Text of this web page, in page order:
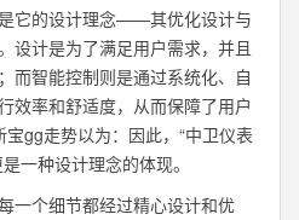
它的设计理念——其优化设计与
设计是为了满足用户需求，并且
而智能控制则是通过系统化、自
效率和舒适度，从而保障了用户
宝gg走势以为：因此，“中卫仪表
一种设计理念的体现。
一个细节都经过精心设计和优